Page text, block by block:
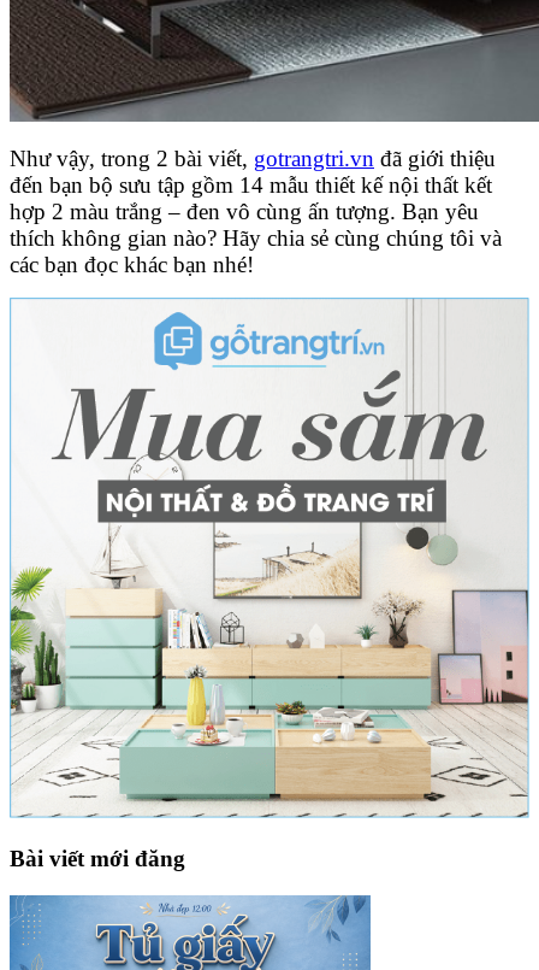
Như vậy, trong 2 bài viết, gotrangtri.vn đã giới thiệu
đến bạn bộ sưu tập gồm 14 mẫu thiết kế nội thất kết
hợp 2 màu trắng – đen vô cùng ấn tượng. Bạn yêu
thích không gian nào? Hãy chia sẻ cùng chúng tôi và
các bạn đọc khác bạn nhé!
Bài viết mới đăng